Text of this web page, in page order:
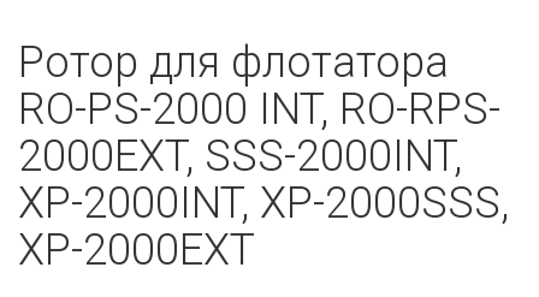
Ротор для флотатора
RO-PS-2000 INT, RO-RPS-
2000EXT, SSS-2000INT,
XP-2000INT, XP-2000SSS,
XP-2000EXT